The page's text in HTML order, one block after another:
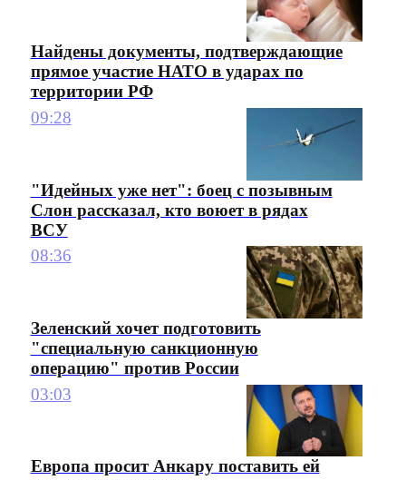
Найдены документы, подтверждающие
прямое участие НАТО в ударах по
территории РФ
09:28
"Идейных уже нет": боец с позывным
Слон рассказал, кто воюет в рядах
ВСУ
08:36
Зеленский хочет подготовить
"специальную санкционную
операцию" против России
03:03
Европа просит Анкару поставить ей